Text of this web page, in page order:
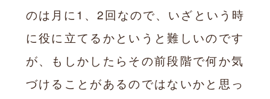
のは月に1、2回なので、いざという時
に役に立てるかというと難しいのです
が、もしかしたらその前段階で何か気
づけることがあるのではないかと思っ